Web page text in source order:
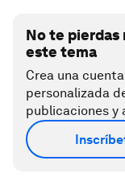
No te pierdas
este tema
Crea una
personalizada
publicaciones y